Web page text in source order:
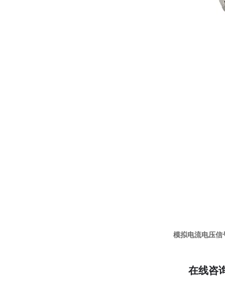
模拟电流电压
在线咨